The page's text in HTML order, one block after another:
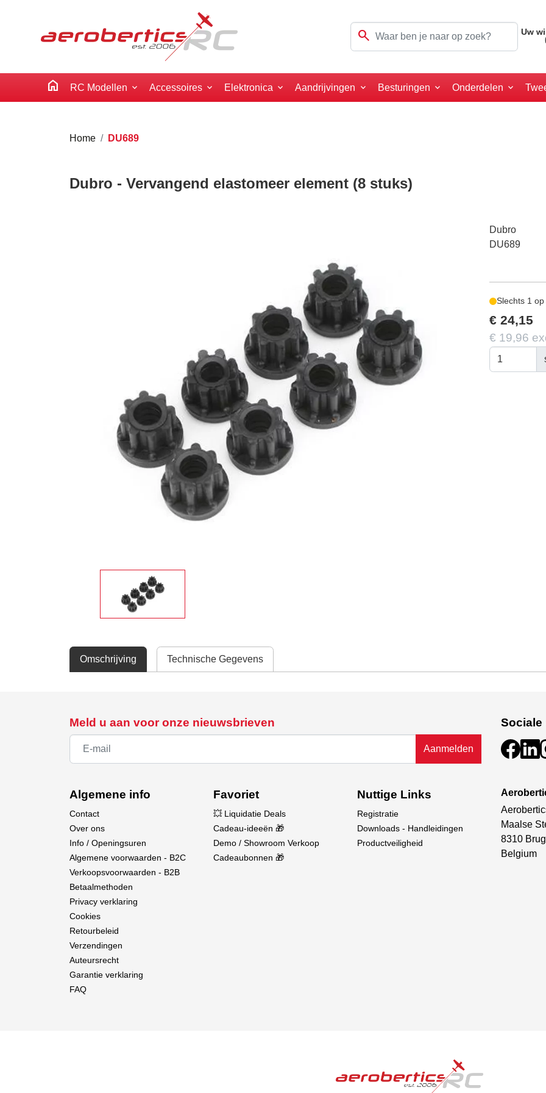
search Uw
home RC Modellen Accessoires Elektronica Aandrijvingen Besturingen Onderdelen
Home DU689
Dubro - Vervangend elastomeer element (8 stuks)
Dubro
DU689
Slechts 1
€ 24,15
€ 19,96
Omschrijving Technische Gegevens
Meld u aan voor onze nieuwsbrieven
Aanmelden
Sociale
Algemene info
Contact
Over ons
Info / Openingsuren
Algemene voorwaarden - B2C
Verkoopsvoorwaarden - B2B
Betaalmethoden
Privacy verklaring
Cookies
Retourbeleid
Verzendingen
Auteursrecht
Garantie verklaring
FAQ
Favoriet
💥 Liquidatie Deals
Cadeau-ideeën 🎁
Demo / Showroom Verkoop
Cadeaubonnen 🎁
Nuttige Links
Registratie
Downloads - Handleidingen
Productveiligheid
Maalse
8310
Belgium